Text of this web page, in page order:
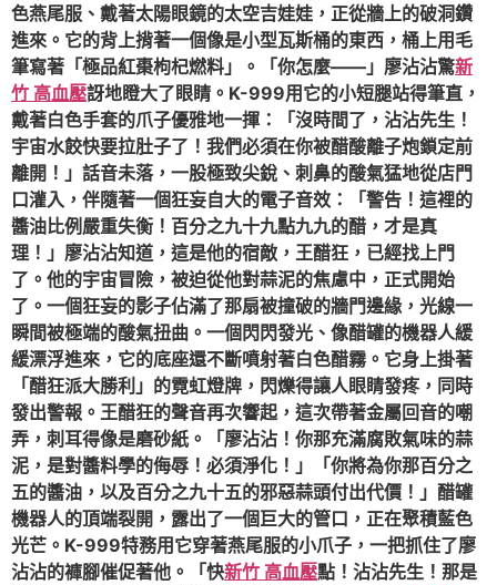
色燕尾服、戴著太陽眼鏡的太空吉娃娃，正從牆上的破洞鑽
進來。它的背上揹著一個像是小型瓦斯桶的東西，桶上用毛
筆寫著「極品紅棗枸杞燃料」。「你怎麼——」廖沾沾驚新
竹 高血壓訝地瞪大了眼睛。K-999用它的小短腿站得筆直，
戴著白色手套的爪子優雅地一揮：「沒時間了，沾沾先生！
宇宙水餃快要拉肚子了！我們必須在你被醋酸離子炮鎖定前
離開！」話音未落，一股極致尖銳、刺鼻的酸氣猛地從店門
口灌入，伴隨著一個狂妄自大的電子音效：「警告！這裡的
醬油比例嚴重失衡！百分之九十九點九九的醋，才是真
理！」廖沾沾知道，這是他的宿敵，王醋狂，已經找上門
了。他的宇宙冒險，被迫從他對蒜泥的焦慮中，正式開始
了。一個狂妄的影子佔滿了那扇被撞破的牆門邊緣，光線一
瞬間被極端的酸氣扭曲。一個閃閃發光、像醋罐的機器人緩
緩漂浮進來，它的底座還不斷噴射著白色醋霧。它身上掛著
「醋狂派大勝利」的霓虹燈牌，閃爍得讓人眼睛發疼，同時
發出警報。王醋狂的聲音再次響起，這次帶著金屬回音的嘲
弄，刺耳得像是磨砂紙。「廖沾沾！你那充滿腐敗氣味的蒜
泥，是對醬料學的侮辱！必須淨化！」「你將為你那百分之
五的醬油，以及百分之九十五的邪惡蒜頭付出代價！」醋罐
機器人的頂端裂開，露出了一個巨大的管口，正在聚積藍色
光芒。K-999特務用它穿著燕尾服的小爪子，一把抓住了廖
沾沾的褲腳催促著他。「快新竹 高血壓點！沾沾先生！那是